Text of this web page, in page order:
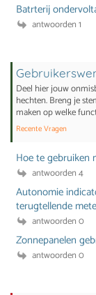
Batrterij
antwoorden 1
Deel hier jouw
hechten. Breng je
maken op welke
Recente Vragen
Hoe te gebruiken
antwoorden 4
Autonomie
terugtellende
antwoorden 0
Zonnepanelen
antwoorden 0